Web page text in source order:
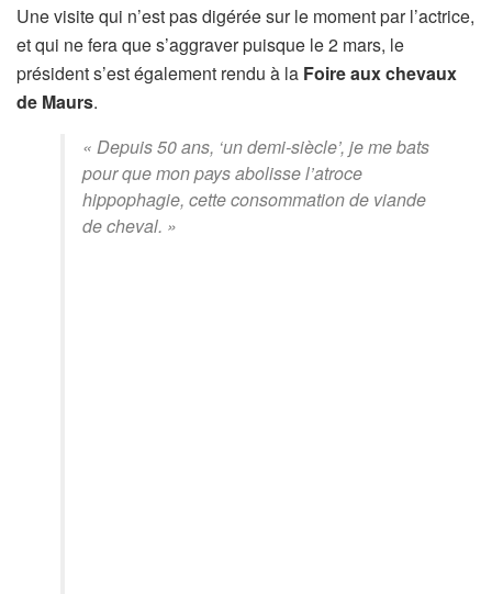
Une visite qui n’est pas digérée sur le moment par l’actrice,
et qui ne fera que s’aggraver puisque le 2 mars, le
président s’est également rendu à la Foire aux chevaux
de Maurs.
« Depuis 50 ans, ‘un demi-siècle’, je me bats
pour que mon pays abolisse l’atroce
hippophagie, cette consommation de viande
de cheval. »